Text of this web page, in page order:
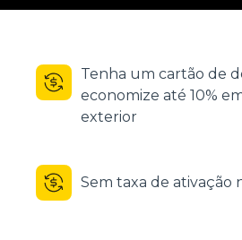
Tenha um cartão de
economize até 10%
exterior
Sem taxa de ativação